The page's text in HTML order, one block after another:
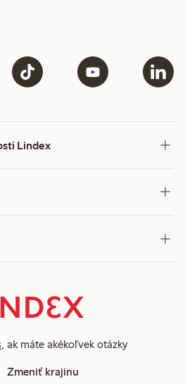
Lindex
, ak máte akékoľvek otázky
Zmeniť krajinu